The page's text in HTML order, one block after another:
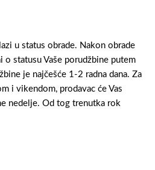
u status obrade. Nakon obrade
o statusu Vaše porudžbine putem
je najčešće 1-2 radna dana. Za
i vikendom, prodavac će Vas
nedelje. Od tog trenutka rok